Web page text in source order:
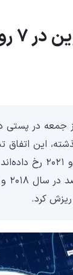
داد که این موارد در